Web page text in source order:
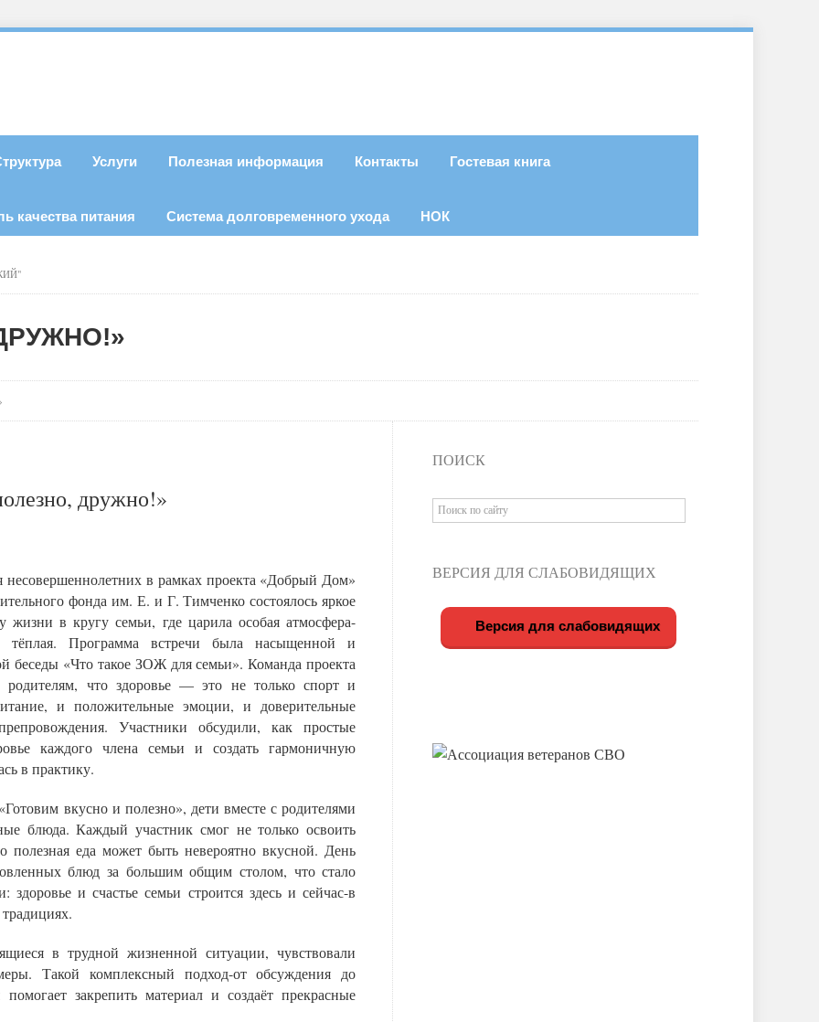
Услуги Полезная информация Контакты Гостевая книга
качества питания Система долговременного ухода НОК
дружно!»
несовершеннолетних в рамках проекта «Добрый Дом»
фонда им. Е. и Г. Тимченко состоялось яркое
жизни в кругу семьи, где царила особая атмосфера-
тёплая. Программа встречи была насыщенной и
беседы «Что такое ЗОЖ для семьи». Команда проекта
что здоровье — это не только спорт и
и положительные эмоции, и доверительные
Участники обсудили, как простые
каждого члена семьи и создать гармоничную
в практику.
вкусно и полезно», дети вместе с родителями
блюда. Каждый участник смог не только освоить
еда может быть невероятно вкусной. День
блюд за большим общим столом, что стало
и счастье семьи строится здесь и сейчас-в
в трудной жизненной ситуации, чувствовали
Такой комплексный подход-от обсуждения до
закрепить материал и создаёт прекрасные
ПОИСК
ВЕРСИЯ ДЛЯ СЛАБОВИДЯЩИХ
Версия для слабовидящих